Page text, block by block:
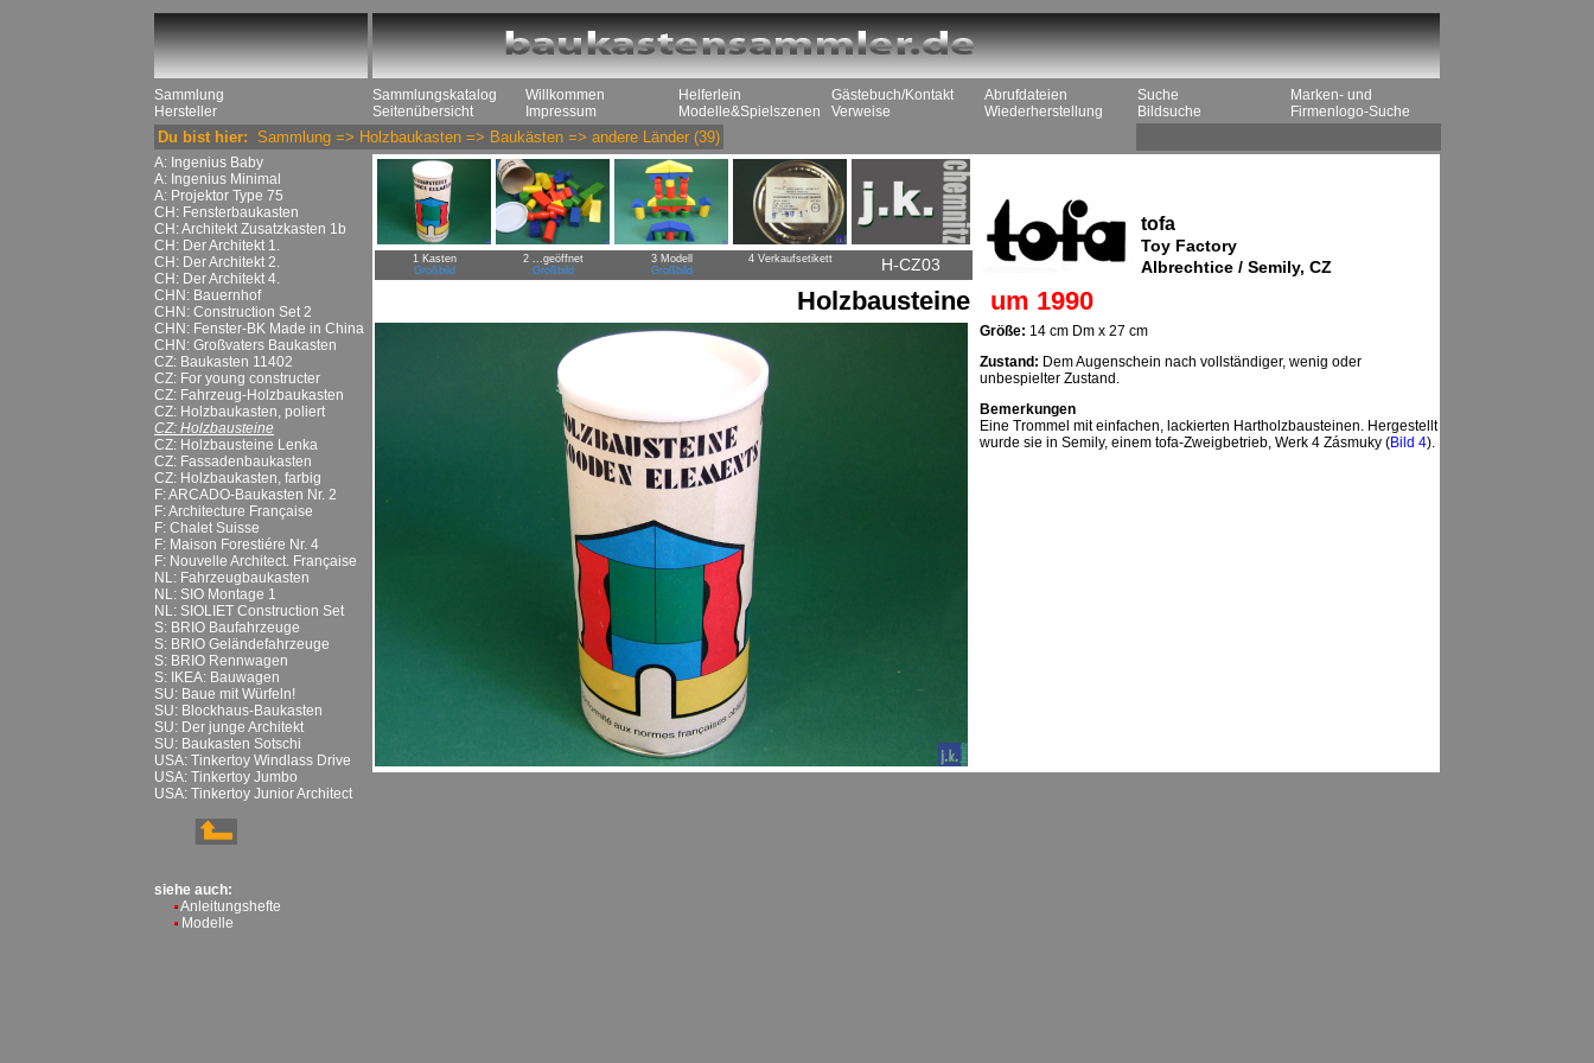
Sammlung
Hersteller
Sammlungskatalog
Seitenübersicht
Willkommen
Impressum
Helferlein
Modelle&Spielszenen
Gästebuch/Kontakt
Verweise
Abrufdateien
Wiederherstellung
Suche
Bildsuche
Marken- und
Firmenlogo-Suche
Du bist hier: Sammlung => Holzbaukasten => Baukästen => andere Länder (39)
A: Ingenius Baby
A: Ingenius Minimal
A: Projektor Type 75
CH: Fensterbaukasten
CH: Architekt Zusatzkasten 1b
CH: Der Architekt 1.
CH: Der Architekt 2.
CH: Der Architekt 4.
CHN: Bauernhof
CHN: Construction Set 2
CHN: Fenster-BK Made in China
CHN: Großvaters Baukasten
CZ: Baukasten 11402
CZ: For young constructer
CZ: Fahrzeug-Holzbaukasten
CZ: Holzbaukasten, poliert
CZ: Holzbausteine
CZ: Holzbausteine Lenka
CZ: Fassadenbaukasten
CZ: Holzbaukasten, farbig
F: ARCADO-Baukasten Nr. 2
F: Architecture Française
F: Chalet Suisse
F: Maison Forestiére Nr. 4
F: Nouvelle Architect. Française
NL: Fahrzeugbaukasten
NL: SIO Montage 1
NL: SIOLIET Construction Set
S: BRIO Baufahrzeuge
S: BRIO Geländefahrzeuge
S: BRIO Rennwagen
S: IKEA: Bauwagen
SU: Baue mit Würfeln!
SU: Blockhaus-Baukasten
SU: Der junge Architekt
SU: Baukasten Sotschi
USA: Tinkertoy Windlass Drive
USA: Tinkertoy Jumbo
USA: Tinkertoy Junior Architect
siehe auch:
Anleitungshefte
Modelle
1 Kasten
Großbild
2 ...geöffnet
Großbild
3 Modell
Großbild
4 Verkaufsetikett H-CZ03
tofa
Toy Factory
Albrechtice / Semily, CZ
Holzbausteine um 1990
Größe: 14 cm Dm x 27 cm
Zustand: Dem Augenschein nach vollständiger, wenig oder
unbespielter Zustand.
Bemerkungen
Eine Trommel mit einfachen, lackierten Hartholzbausteinen. Hergestellt
wurde sie in Semily, einem tofa-Zweigbetrieb, Werk 4 Zásmuky (Bild 4).